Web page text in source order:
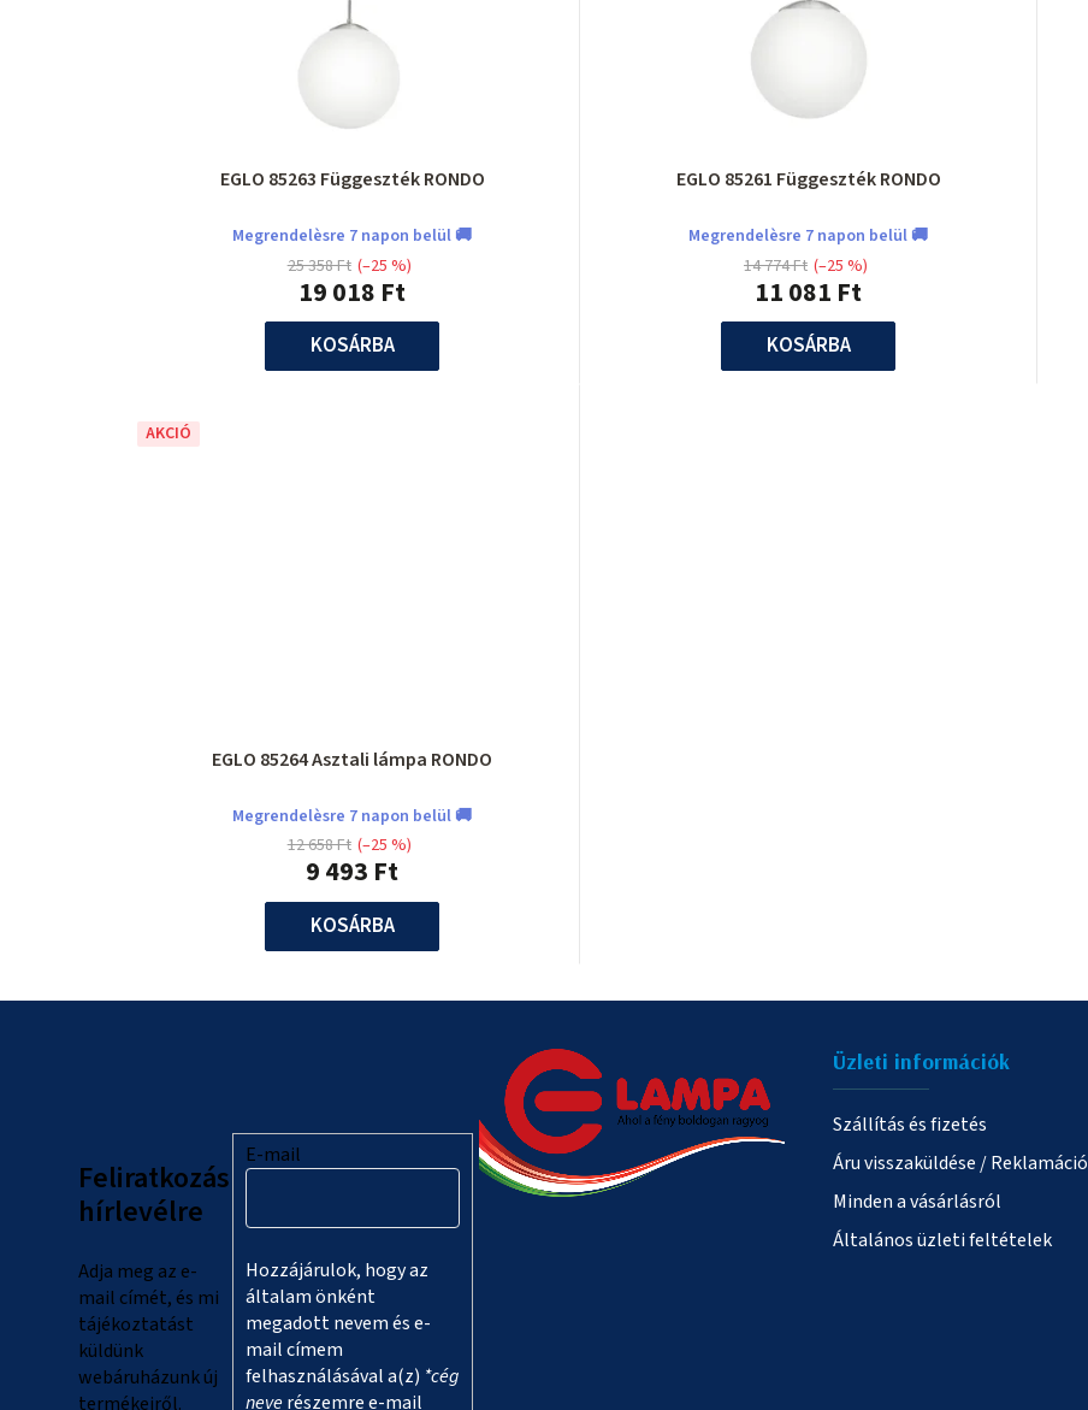
EGLO 85263 Függeszték RONDO
Megrendelèsre 7 napon belül 🚚
19 018 Ft
25 358 Ft (–25 %)
KOSÁRBA
EGLO 85261 Függeszték RONDO
Megrendelèsre 7 napon belül 🚚
11 081 Ft
14 774 Ft (–25 %)
KOSÁRBA
AKCIÓ
EGLO 85264 Asztali lámpa RONDO
Megrendelèsre 7 napon belül 🚚
9 493 Ft
12 658 Ft (–25 %)
KOSÁRBA
Feliratkozás
hírlevélre
Adja meg az e-
mail címét, és mi
tájékoztatást
küldünk
webáruházunk új
termékeiről.
E-mail
Hozzájárulok, hogy az
általam önként
megadott nevem és e-
mail címem
felhasználásával a(z) *cég
neverészemre e-mail
Üzleti információk
Szállítás és fizetés
Áru visszaküldése / Reklamáció
Minden a vásárlásról
Általános üzleti feltételek